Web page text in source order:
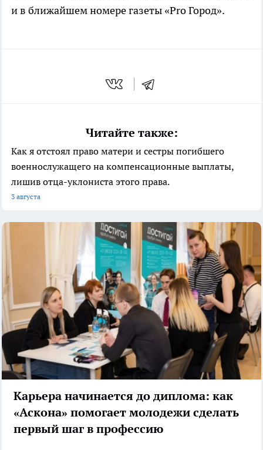
и в ближайшем номере газеты «ProГород».
Читайте также:
Как я отстоял право матери и сестры погибшего
военнослужащего на компенсационные выплаты,
лишив отца-уклониста этого права.
3 августа
Карьера начинается до диплома: как
«Аскона» помогает молодежи сделать
первый шаг в профессию